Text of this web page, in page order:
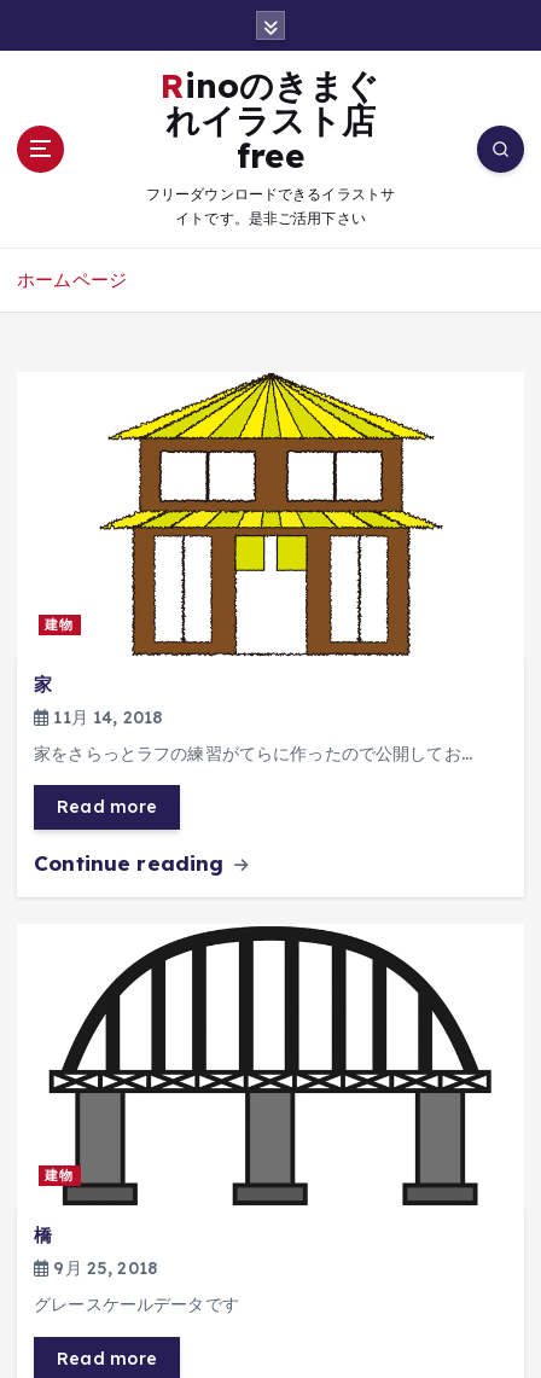
Rinoのきまぐ
れイラスト店
free
フリーダウンロードできるイラストサ
イトです。是非ご活用下さい
ホームページ
建物
家
11月 14, 2018
家をさらっとラフの練習がてらに作ったので公開してお…
Read more
Continue reading
建物
橋
9月 25, 2018
グレースケールデータです
Read more